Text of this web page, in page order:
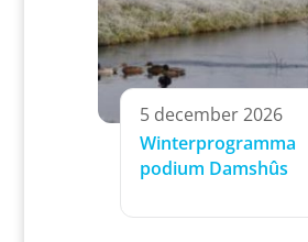
5 december 2026
Winterprogramma
podium Damshûs